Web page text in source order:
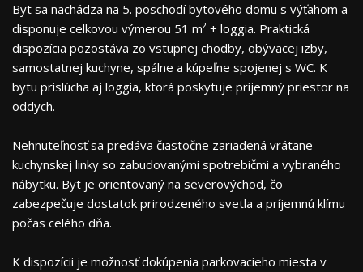
Byt sa nachádza na 5. poschodí bytového domu s výťahom a
disponuje celkovou výmerou 51 m² + loggia. Praktická
dispozícia pozostáva zo vstupnej chodby, obývacej izby,
samostatnej kuchyne, spálne a kúpeľne spojenej s WC. K
bytu prislúcha aj loggia, ktorá poskytuje príjemný priestor na
oddych.
Nehnuteľnosť sa predáva čiastočne zariadená vrátane
kuchynskej linky so zabudovanými spotrebičmi a vybraného
nábytku. Byt je orientovaný na severovýchod, čo
zabezpečuje dostatok prirodzeného svetla a príjemnú klímu
počas celého dňa.
K dispozícii je možnosť dokúpenia parkovacieho miesta v